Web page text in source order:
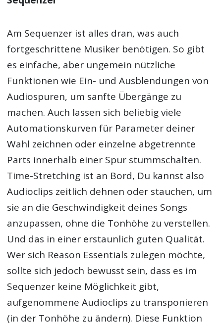
Am Sequenzer ist alles dran, was auch
fortgeschrittene Musiker benötigen. So gibt
es einfache, aber ungemein nützliche
Funktionen wie Ein- und Ausblendungen von
Audiospuren, um sanfte Übergänge zu
machen. Auch lassen sich beliebig viele
Automationskurven für Parameter deiner
Wahl zeichnen oder einzelne abgetrennte
Parts innerhalb einer Spur stummschalten.
Time-Stretching ist an Bord, Du kannst also
Audioclips zeitlich dehnen oder stauchen, um
sie an die Geschwindigkeit deines Songs
anzupassen, ohne die Tonhöhe zu verstellen.
Und das in einer erstaunlich guten Qualität.
Wer sich Reason Essentials zulegen möchte,
sollte sich jedoch bewusst sein, dass es im
Sequenzer keine Möglichkeit gibt,
aufgenommene Audioclips zu transponieren
(in der Tonhöhe zu ändern). Diese Funktion